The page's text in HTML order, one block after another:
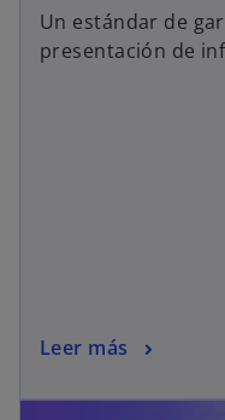
Un estándar de
presentación de
Leer más